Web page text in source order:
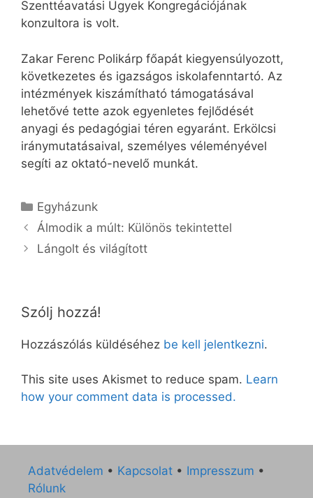
Szenttéavatási Ügyek Kongregációjának
konzultora is volt.
Zakar Ferenc Polikárp főapát kiegyensúlyozott,
következetes és igazságos iskolafenntartó. Az
intézmények kiszámítható támogatásával
lehetővé tette azok egyenletes fejlődését
anyagi és pedagógiai téren egyaránt. Erkölcsi
iránymutatásaival, személyes véleményével
segíti az oktató-nevelő munkát.
Kategória
Egyházunk
Álmodik a múlt: Különös tekintettel
Lángolt és világított
Szólj hozzá!
Hozzászólás küldéséhez be kell jelentkezni.
This site uses Akismet to reduce spam. Learn
how your comment data is processed.
Adatvédelem • Kapcsolat • Impresszum •
Rólunk